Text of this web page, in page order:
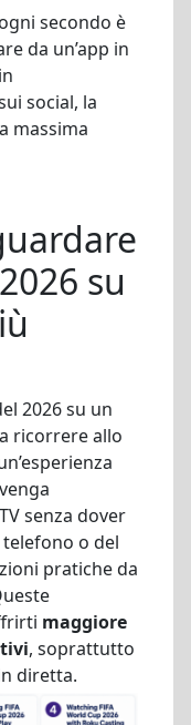
secondo è
da un’app in
social, la
massima
su
2026 su un
ricorrere allo
senza dover
o del
pratiche da
maggiore
, soprattutto
diretta.